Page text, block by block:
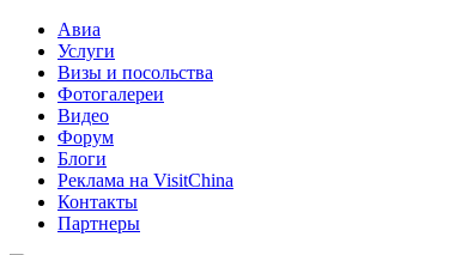
Авиа
Услуги
Визы и посольства
Фотогалереи
Видео
Форум
Блоги
Реклама на VisitChina
Контакты
Партнеры